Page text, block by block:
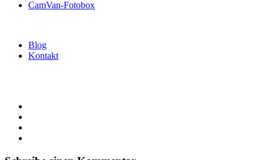
CamVan-Fotobox
Blog
Kontakt